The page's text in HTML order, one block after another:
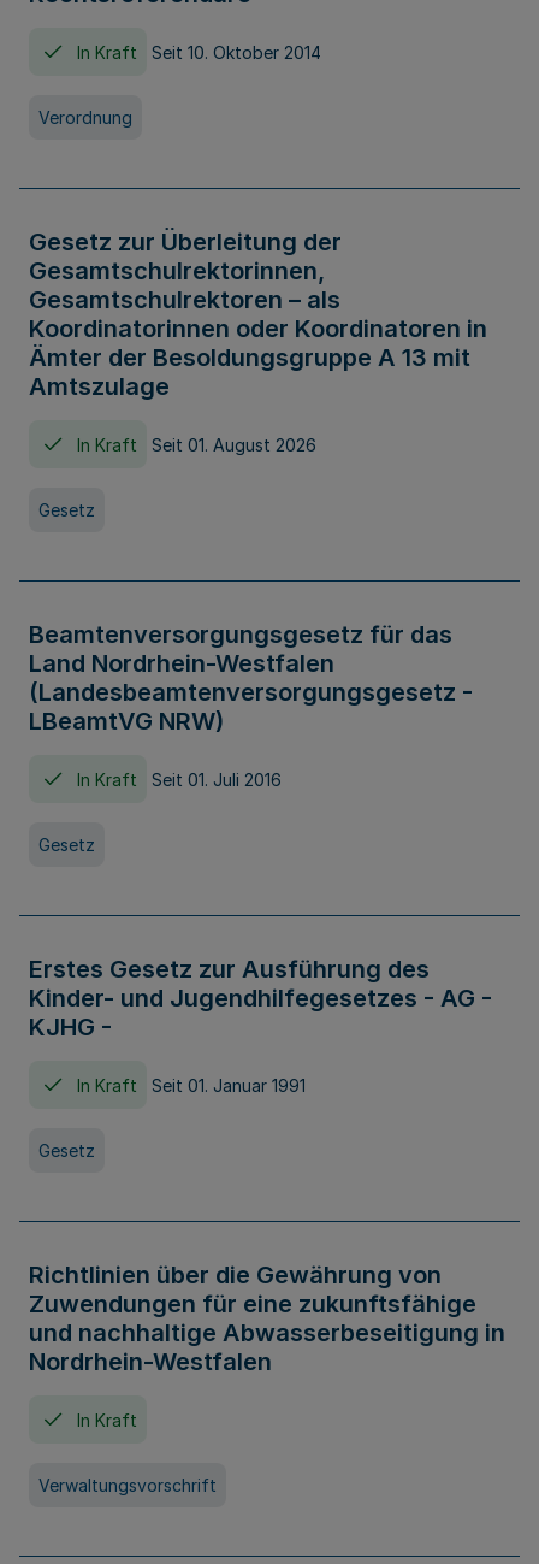
In Kraft Seit 10. Oktober 2014
Verordnung
Gesetz zur Überleitung der
Gesamtschulrektorinnen,
Gesamtschulrektoren – als
Koordinatorinnen oder Koordinatoren in
Ämter der Besoldungsgruppe A 13 mit
Amtszulage
In Kraft Seit 01. August 2026
Gesetz
Beamtenversorgungsgesetz für das
Land Nordrhein-Westfalen
(Landesbeamtenversorgungsgesetz -
LBeamtVG NRW)
In Kraft Seit 01. Juli 2016
Gesetz
Erstes Gesetz zur Ausführung des
Kinder- und Jugendhilfegesetzes - AG -
KJHG -
In Kraft Seit 01. Januar 1991
Gesetz
Richtlinien über die Gewährung von
Zuwendungen für eine zukunftsfähige
und nachhaltige Abwasserbeseitigung in
Nordrhein-Westfalen
In Kraft
Verwaltungsvorschrift